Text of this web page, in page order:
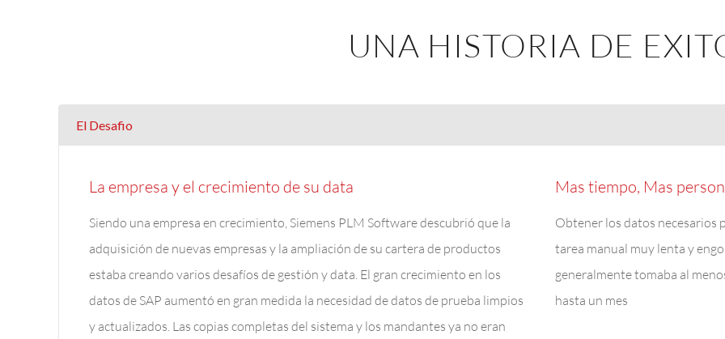
UNA HISTORIA DE
El Desafio
La empresa y el crecimiento de su data
Siendo una empresa en crecimiento, Siemens PLM Software descubrió que la
adquisición de nuevas empresas y la ampliación de su cartera de productos
estaba creando varios desafíos de gestión y data. El gran crecimiento en los
datos de SAP aumentó en gran medida la necesidad de datos de prueba limpios
y actualizados. Las copias completas del sistema y los mandantes ya no eran
Mas tiempo, Mas
Obtener los datos necesarios
tarea manual muy lenta y
generalmente tomaba al
hasta un mes